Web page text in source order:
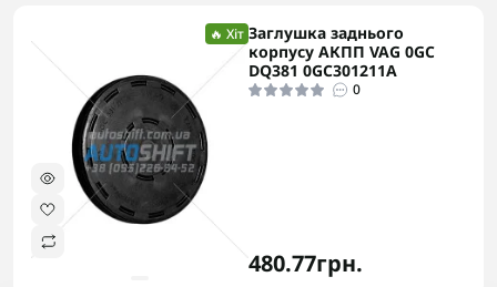
🔥 Хіт Заглушка заднього
корпусу АКПП VAG 0GC
DQ381 0GC301211A
0
480.77грн.